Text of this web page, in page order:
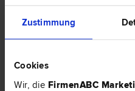
Zustimmung
Cookies
Wir, die FirmenABC
RECHTSNEWS